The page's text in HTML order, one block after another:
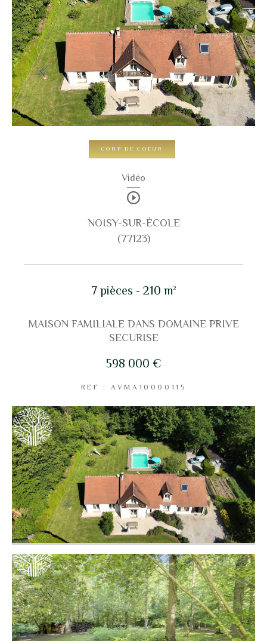
COUP DE COEUR
Vidéo
NOISY-SUR-ÉCOLE
(77123)
7 pièces - 210 m²
MAISON FAMILIALE DANS DOMAINE PRIVE
SECURISE
598 000 €
REF : AVMA10000115
pièces
1 3 4 5+
Localisation
Surface
AFFINER LES CRITÈRES